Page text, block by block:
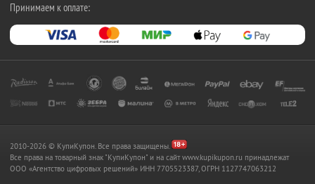
Принимаем к оплате:
2010-2026 © КупиКупон. Все права защищены.
Все права на товарный знак "КупиКупон" и на сайт www.kupikupon.ru принадлежат
OOO «Агентство цифровых решений» ИНН 7705523387, ОГРН 1127747063212